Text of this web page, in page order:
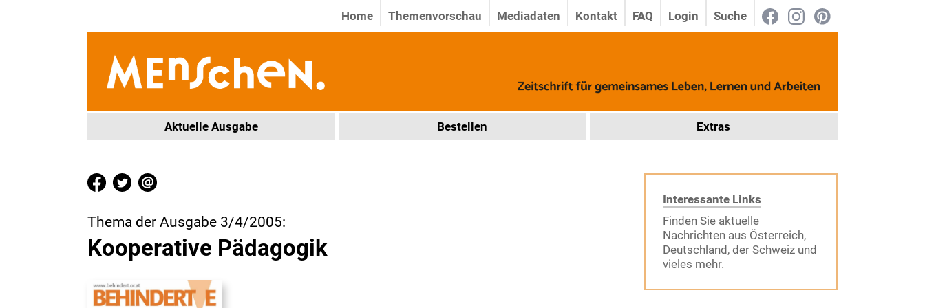
Suche
Login
FAQ
Kontakt
Mediadaten
Themenvorschau
Home
Aktuelle Ausgabe Bestellen Extras
Thema der Ausgabe 3/4/2005:
Kooperative Pädagogik
Interessante Links
Finden Sie aktuelle
Nachrichten aus Österreich,
Deutschland, der Schweiz und
vieles mehr.